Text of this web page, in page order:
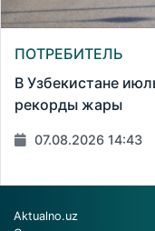
ПОТРЕБИТЕЛЬ
В Узбекистане
рекорды жары
07.08.2026 14:43
Aktualno.uz